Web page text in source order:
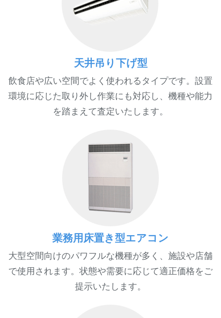
天井吊り下げ型
飲食店や広い空間でよく使われるタイプです。設置
環境に応じた取り外し作業にも対応し、機種や能力
を踏まえて査定いたします。
業務用床置き型エアコン
大型空間向けのパワフルな機種が多く、施設や店舗
で使用されます。状態や需要に応じて適正価格をご
提示いたします。